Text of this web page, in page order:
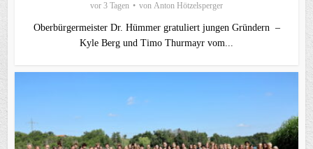
vor 3 Tagen von Anton Hötzelsperger
Oberbürgermeister Dr. Hümmer gratuliert jungen Gründern –
Kyle Berg und Timo Thurmayr vom...